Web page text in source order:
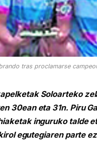
tras proclamarse
Soloarteko
30ean eta 31n. Piru
inguruko talde
egutegiaren parte